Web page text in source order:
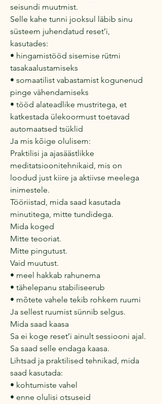
seisundi muutmist.
Selle kahe tunni jooksul läbib sinu
süsteem juhendatud reset’i,
kasutades:
• hingamistööd sisemise rütmi
tasakaalustamiseks
• somaatilist vabastamist kogunenud
pinge vähendamiseks
• tööd alateadlike mustritega, et
katkestada ülekoormust toetavad
automaatsed tsüklid
Ja mis kõige olulisem:
Praktilisi ja ajasäästlikke
meditatsioonitehnikaid, mis on
loodud just kiire ja aktiivse meelega
inimestele.
Tööriistad, mida saad kasutada
minutitega, mitte tundidega.
Mida koged
Mitte teooriat.
Mitte pingutust.
Vaid muutust.
• meel hakkab rahunema
• tähelepanu stabiliseerub
• mõtete vahele tekib rohkem ruumi
Ja sellest ruumist sünnib selgus.
Mida saad kaasa
Sa ei koge reset’i ainult sessiooni ajal.
Sa saad selle endaga kaasa.
Lihtsad ja praktilised tehnikad, mida
saad kasutada:
• kohtumiste vahel
• enne olulisi otsuseid